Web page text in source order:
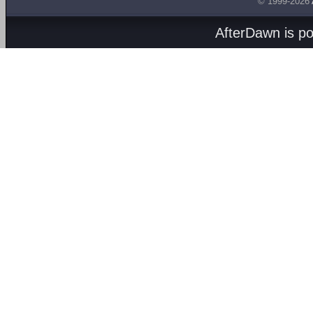
AfterDawn is